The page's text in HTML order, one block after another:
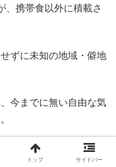
、携帯食以外に積載さ
ずに未知の地域・僻地
今までに無い自由な気
を楽しめたのか
トップ サイドバー